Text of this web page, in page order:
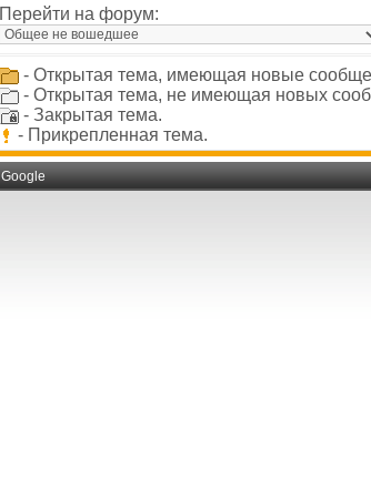
Перейти на форум:
- Открытая тема, имеющая новые
- Открытая тема, не имеющая новых
- Закрытая тема.
- Прикрепленная тема.
Google